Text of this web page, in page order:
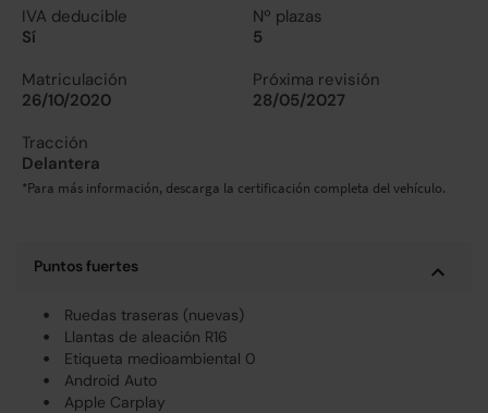
IVA deducible
Sí
Nº plazas
5
Matriculación
26/10/2020
Próxima revisión
28/05/2027
Tracción
Delantera
*Para más información, descarga la certificación completa del vehículo.
Puntos fuertes
Ruedas traseras (nuevas)
Llantas de aleación R16
Etiqueta medioambiental 0
Android Auto
Apple Carplay